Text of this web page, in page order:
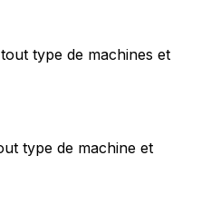
type de machines et
type de machine et